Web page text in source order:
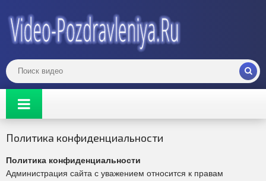
Политика конфиденциальности
Политика конфиденциальности
Администрация сайта с уважением относится к правам